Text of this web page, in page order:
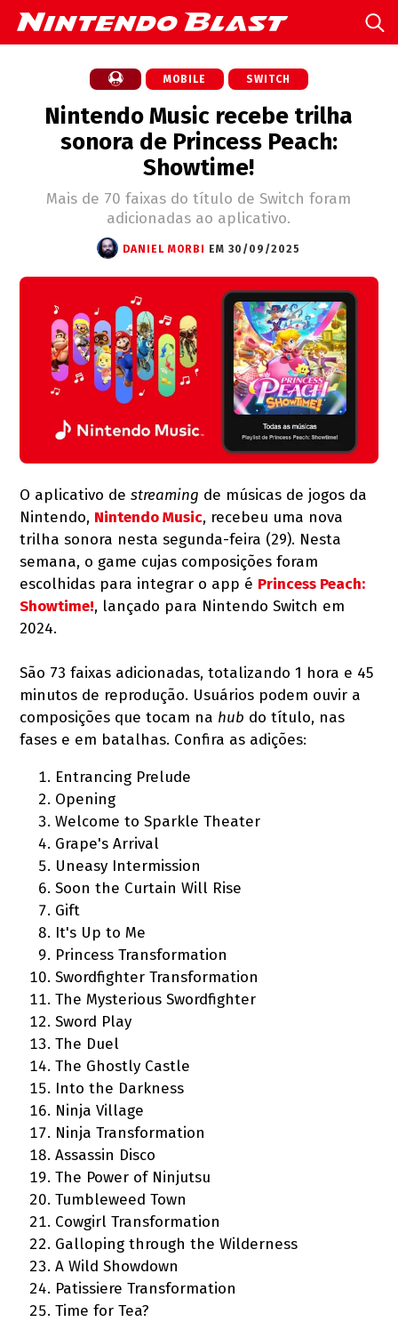
MOBILE SWITCH
Nintendo Music recebe trilha
sonora de Princess Peach:
Showtime!
Mais de 70 faixas do título de Switch foram
adicionadas ao aplicativo.
DANIEL MORBI EM 30/09/2025
O aplicativo destreaming de músicas de jogos da
Nintendo, Nintendo Music, recebeu uma nova
trilha sonora nesta segunda-feira (29). Nesta
semana, o game cujas composições foram
escolhidas para integrar o app é Princess Peach:
Showtime!, lançado para Nintendo Switch em
2024.
São 73 faixas adicionadas, totalizando 1 hora e 45
minutos de reprodução. Usuários podem ouvir a
composições que tocam na hub do título, nas
fases e em batalhas. Confira as adições:
Entrancing Prelude
Opening
Welcome to Sparkle Theater
Grape's Arrival
Uneasy Intermission
Soon the Curtain Will Rise
Gift
It's Up to Me
Princess Transformation
Swordfighter Transformation
The Mysterious Swordfighter
Sword Play
The Duel
The Ghostly Castle
Into the Darkness
Ninja Village
Ninja Transformation
Assassin Disco
The Power of Ninjutsu
Tumbleweed Town
Cowgirl Transformation
Galloping through the Wilderness
A Wild Showdown
Patissiere Transformation
Time for Tea?